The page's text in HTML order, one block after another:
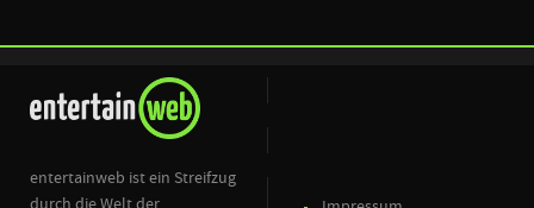
entertainweb ist ein Streifzug